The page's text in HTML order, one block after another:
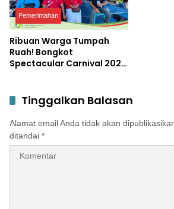
Pemerintahan
Ribuan Warga Tumpah
Ruah! Bongkot
Spectacular Carnival 2026
Tinggalkan Balasan
Alamat email Anda tidak akan
ditandai *